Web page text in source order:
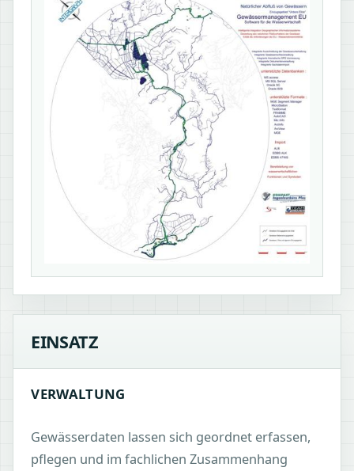
EINSATZ
VERWALTUNG
Gewässerdaten lassen sich geordnet erfassen,
pflegen und im fachlichen Zusammenhang